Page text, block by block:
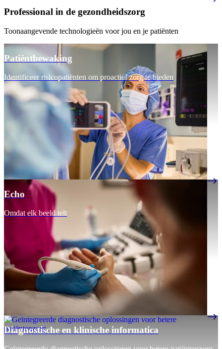
Professional in de gezondheidszorg
Toonaangevende technologieën voor jou en je patiënten
Patiëntbewaking
Identificeer risicopatiënten om proactief zorg te bieden
Echo
Omdat elk beeld telt
Diagnostische en klinische informatica